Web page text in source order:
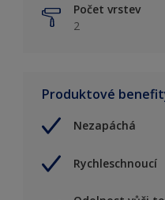
Počet vrstev
2
Produktové
Nezapáchá
Rychleschnoucí